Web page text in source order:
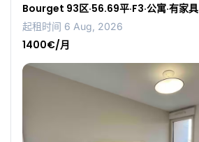
Bourget 93区·56.69平·F3·公寓·有家具
起租时间 6 Aug, 2026
1400€/月